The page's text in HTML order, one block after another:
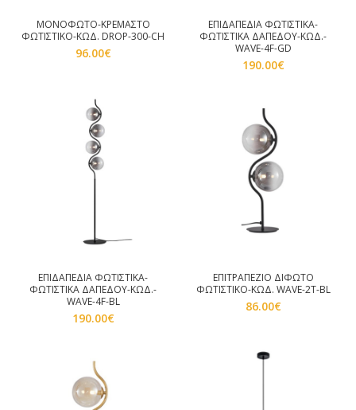
ΜΟΝΟΦΩΤΟ-ΚΡΕΜΑΣΤΟ
ΦΩΤΙΣΤΙΚΟ-ΚΩΔ. DROP-300-CH
96.00€
ΕΠΙΔΑΠΕΔΙΑ ΦΩΤΙΣΤΙΚΑ-
ΦΩΤΙΣΤΙΚΑ ΔΑΠΕΔΟΥ-ΚΩΔ.-
WAVE-4F-GD
190.00€
ΕΠΙΔΑΠΕΔΙΑ ΦΩΤΙΣΤΙΚΑ-
ΦΩΤΙΣΤΙΚΑ ΔΑΠΕΔΟΥ-ΚΩΔ.-
WAVE-4F-BL
190.00€
ΕΠΙΤΡΑΠΕΖΙΟ ΔΙΦΩΤΟ
ΦΩΤΙΣΤΙΚΟ-ΚΩΔ. WAVE-2T-BL
86.00€